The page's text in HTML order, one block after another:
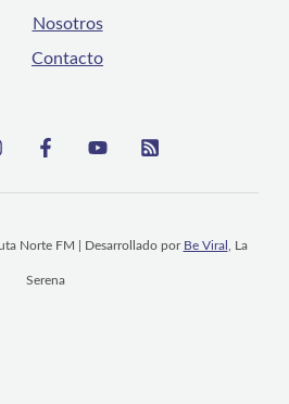
Nosotros
Contacto
Norte FM | Desarrollado por Be Viral , La
Serena